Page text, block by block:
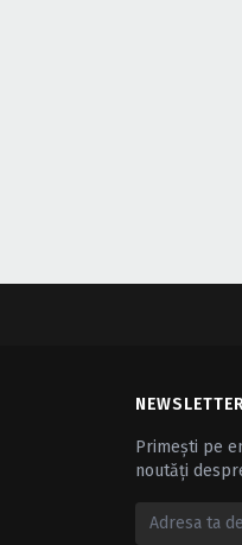
Primești pe
noutăți